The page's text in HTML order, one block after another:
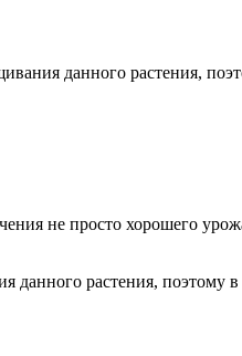
данного растения,
не просто хорошего
растения, поэтому